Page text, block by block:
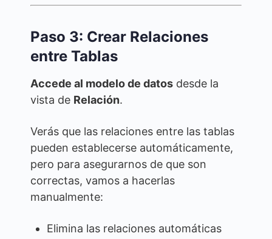
Paso 3: Crear Relaciones
entre Tablas
Accede al modelo de datos desde la
vista de Relación.
Verás que las relaciones entre las tablas
pueden establecerse automáticamente,
pero para asegurarnos de que son
correctas, vamos a hacerlas
manualmente:
Elimina las relaciones automáticas